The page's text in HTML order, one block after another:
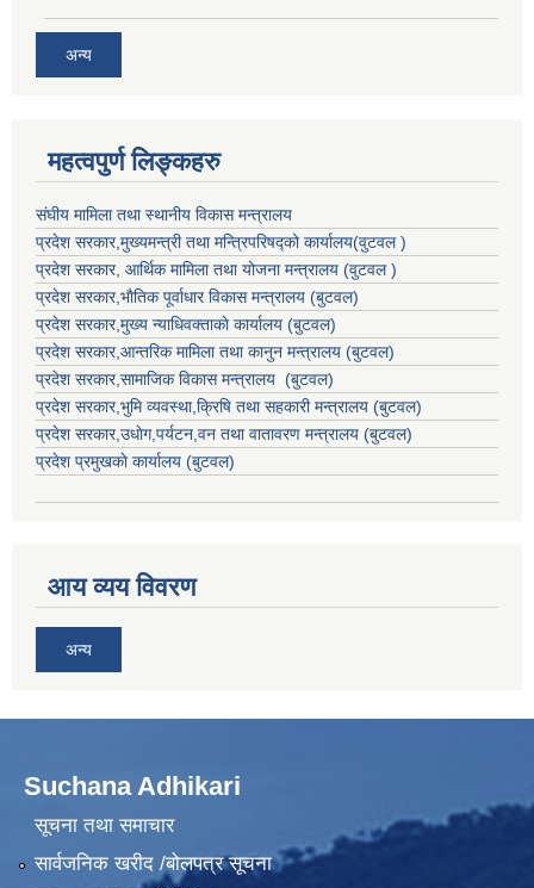
अन्य
महत्वपुर्ण लिङ्कहरु
संघीय मामिला तथा स्थानीय विकास मन्त्रालय
प्रदेश सरकार,मुख्यमन्त्री तथा मन्त्रिपरिषद्को कार्यालय(वुटवल )
प्रदेश सरकार, आर्थिक मामिला तथा योजना मन्त्रालय (वुटवल )
प्रदेश सरकार,भाैतिक पूर्वाधार विकास मन्त्रालय (बुटवल)
प्रदेश सरकार,मुख्य न्याधिवक्ताकाे कार्यालय (बुटवल)
प्रदेश सरकार,आन्तरिक मामिला तथा कानुन मन्त्रालय (बुटवल)
प्रदेश सरकार,सामाजिक विकास मन्त्रालय (बुटवल)
प्रदेश सरकार,भुमि व्यवस्था,क्रिषि तथा सहकारी मन्त्रालय (बुटवल)
प्रदेश सरकार,उधाेग,पर्यटन,वन तथा वातावरण मन्त्रालय (बुटवल)
प्रदेश प्रमुखकाे कार्यालय (बुटवल)
आय व्यय विवरण
अन्य
Suchana Adhikari
सूचना तथा समाचार
सार्वजनिक खरीद /बोलपत्र सूचना